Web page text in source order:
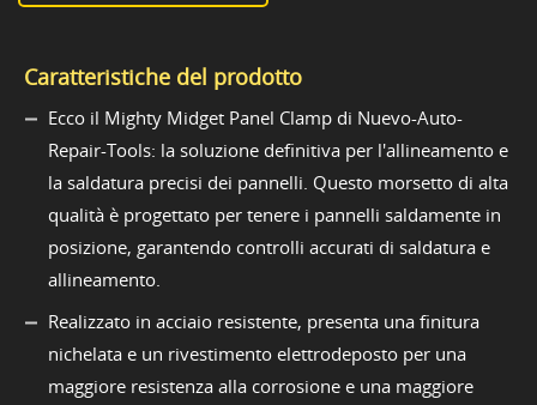
Caratteristiche del prodotto
Ecco il Mighty Midget Panel Clamp di Nuevo-Auto-
Repair-Tools: la soluzione definitiva per l'allineamento e
la saldatura precisi dei pannelli. Questo morsetto di alta
qualità è progettato per tenere i pannelli saldamente in
posizione, garantendo controlli accurati di saldatura e
allineamento.
Realizzato in acciaio resistente, presenta una finitura
nichelata e un rivestimento elettrodeposto per una
maggiore resistenza alla corrosione e una maggiore